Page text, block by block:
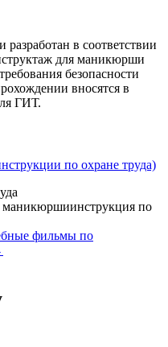
в соответствии
для маникюрши
безопасности
вносятся в
ГИТ.
по охране труда)
маникюршиинструкция по
фильмы по